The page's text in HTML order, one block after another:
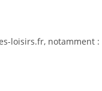
loisirs.fr, notamment :